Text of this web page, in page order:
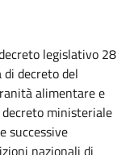
legislativo 28
decreto del
alimentare e
ministeriale
successive
nazionali di